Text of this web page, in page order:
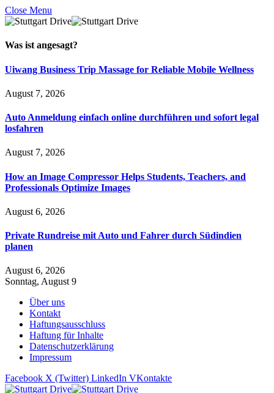
Close Menu
Was ist angesagt?
Uiwang Business Trip Massage for Reliable Mobile Wellness
August 7, 2026
Auto Anmeldung einfach online durchführen und sofort legal
losfahren
August 7, 2026
How an Image Compressor Helps Students, Teachers, and
Professionals Optimize Images
August 6, 2026
Private Rundreise mit Auto und Fahrer durch Südindien
planen
August 6, 2026
Sonntag, August 9
Über uns
Kontakt
Haftungsausschluss
Haftung für Inhalte
Datenschutzerklärung
Impressum
Facebook X (Twitter) LinkedIn VKontakte